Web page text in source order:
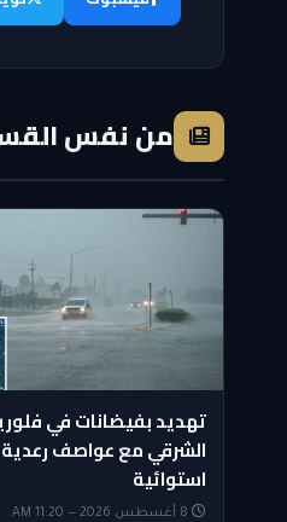
من نفس
تهديد بفيضانات في
الشرقي مع عواصف رعدية
استوائية